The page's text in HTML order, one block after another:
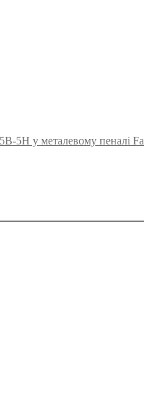
5H у металевому пеналі